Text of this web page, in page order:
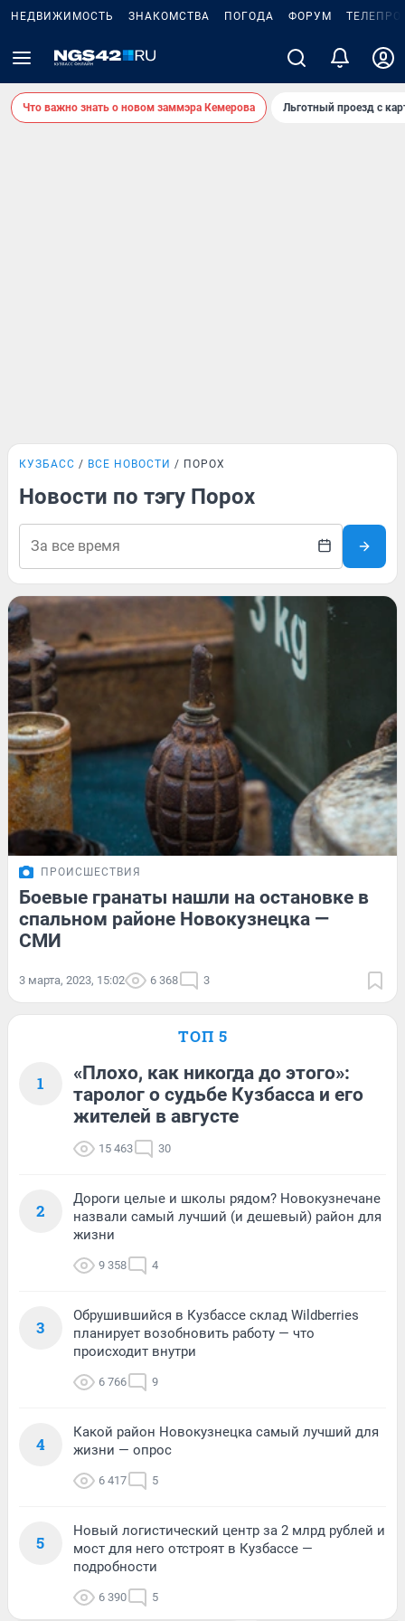
НЕДВИЖИМОСТЬ ЗНАКОМСТВА ПОГОДА ФОРУМ
Что важно знать о новом заммэра Кемерова Льготный проезд с
КУЗБАСС ВСЕ НОВОСТИ ПОРОХ
Новости по тэгу Порох
ПРОИСШЕСТВИЯ
Боевые гранаты нашли на остановке в
спальном районе Новокузнецка —
СМИ
3 марта, 2023, 15:02 6 368 3
ТОП 5
1
«Плохо, как никогда до этого»:
таролог о судьбе Кузбасса и его
жителей в августе
15 463 30
2
Дороги целые и школы рядом? Новокузнечане
назвали самый лучший (и дешевый) район для
жизни
9 358 4
3
Обрушившийся в Кузбассе склад Wildberries
планирует возобновить работу — что
происходит внутри
6 766 9
4
Какой район Новокузнецка самый лучший для
жизни — опрос
6 417 5
5
Новый логистический центр за 2 млрд рублей и
мост для него отстроят в Кузбассе —
подробности
6 390 5